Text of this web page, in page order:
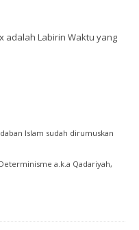
adalah Labirin Waktu yang
Islam sudah dirumuskan
a.k.a Qadariyah,